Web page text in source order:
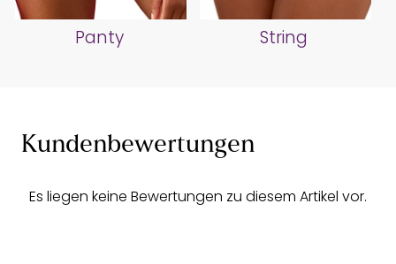
Panty String
Kundenbewertungen
Es liegen keine Bewertungen zu diesem Artikel vor.